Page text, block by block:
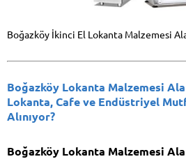
Boğazköy İkinci El Lokanta Malzemesi
Boğazköy Lokanta Malzemesi
Lokanta, Cafe ve Endüstriyel
Alınıyor?
Boğazköy Lokanta Malzemesi